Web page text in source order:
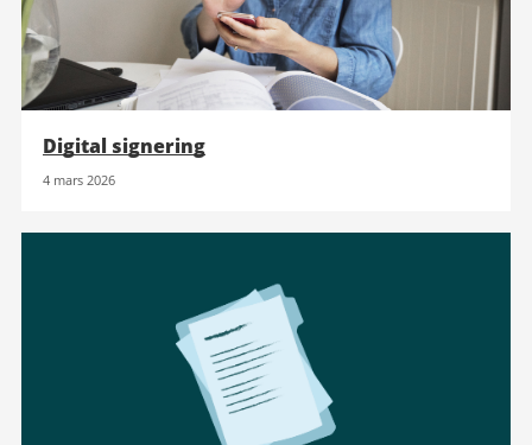
Digital signering
4 mars 2026